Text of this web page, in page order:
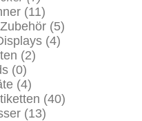
(11)
(5)
(4)
(2)
(0)
(4)
(40)
(13)